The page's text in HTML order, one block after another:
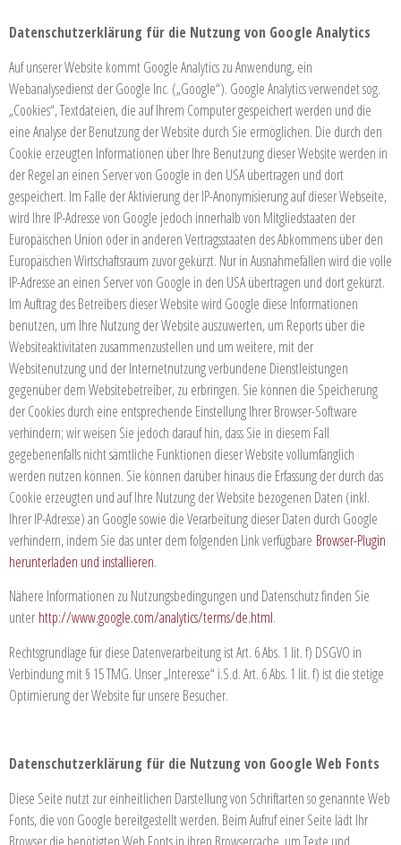
Datenschutzerklärung für die Nutzung von Google Analytics
Auf unserer Website kommt Google Analytics zu Anwendung, ein
Webanalysedienst der Google Inc. („Google“). Google Analytics verwendet sog.
„Cookies“, Textdateien, die auf Ihrem Computer gespeichert werden und die
eine Analyse der Benutzung der Website durch Sie ermöglichen. Die durch den
Cookie erzeugten Informationen über Ihre Benutzung dieser Website werden in
der Regel an einen Server von Google in den USA übertragen und dort
gespeichert. Im Falle der Aktivierung der IP-Anonymisierung auf dieser Webseite,
wird Ihre IP-Adresse von Google jedoch innerhalb von Mitgliedstaaten der
Europäischen Union oder in anderen Vertragsstaaten des Abkommens über den
Europäischen Wirtschaftsraum zuvor gekürzt. Nur in Ausnahmefällen wird die volle
IP-Adresse an einen Server von Google in den USA übertragen und dort gekürzt.
Im Auftrag des Betreibers dieser Website wird Google diese Informationen
benutzen, um Ihre Nutzung der Website auszuwerten, um Reports über die
Websiteaktivitäten zusammenzustellen und um weitere, mit der
Websitenutzung und der Internetnutzung verbundene Dienstleistungen
gegenüber dem Websitebetreiber, zu erbringen. Sie können die Speicherung
der Cookies durch eine entsprechende Einstellung Ihrer Browser-Software
verhindern; wir weisen Sie jedoch darauf hin, dass Sie in diesem Fall
gegebenenfalls nicht sämtliche Funktionen dieser Website vollumfänglich
werden nutzen können. Sie können darüber hinaus die Erfassung der durch das
Cookie erzeugten und auf Ihre Nutzung der Website bezogenen Daten (inkl.
Ihrer IP-Adresse) an Google sowie die Verarbeitung dieser Daten durch Google
verhindern, indem Sie das unter dem folgenden Link verfügbare Browser-Plugin
herunterladen und installieren.
Nähere Informationen zu Nutzungsbedingungen und Datenschutz finden Sie
unter http://www.google.com/analytics/terms/de.html.
Rechtsgrundlage für diese Datenverarbeitung ist Art. 6 Abs. 1 lit. f) DSGVO in
Verbindung mit § 15 TMG. Unser „Interesse“ i.S.d. Art. 6 Abs. 1 lit. f) ist die stetige
Optimierung der Website für unsere Besucher.
Datenschutzerklärung für die Nutzung von Google Web Fonts
Diese Seite nutzt zur einheitlichen Darstellung von Schriftarten so genannte Web
Fonts, die von Google bereitgestellt werden. Beim Aufruf einer Seite lädt Ihr